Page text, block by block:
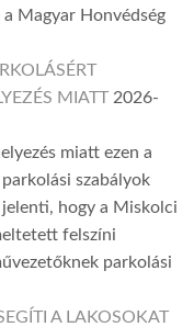
Magyar Honvédség
MIATT 2026-
miatt ezen a
szabályok
jelenti, hogy a Miskolci
felszíni
parkolási
A LAKOSOKAT